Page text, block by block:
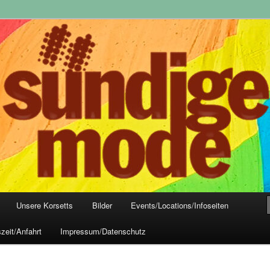
Frankfurt
Mode, Club- und Dark-Wear seit 2004
Unsere Korsetts Bilder Events/Locations/Infoseiten
Anfahrt Impressum/Datenschutz